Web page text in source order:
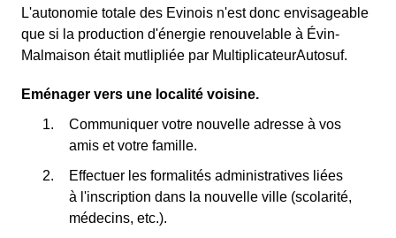
L'autonomie totale des Evinois n'est donc envisageable
que si la production d'énergie renouvelable à Évin-
Malmaison était mutlipliée par MultiplicateurAutosuf.
Eménager vers une localité voisine.
Communiquer votre nouvelle adresse à vos
amis et votre famille.
Effectuer les formalités administratives liées
à l'inscription dans la nouvelle ville (scolarité,
médecins, etc.).